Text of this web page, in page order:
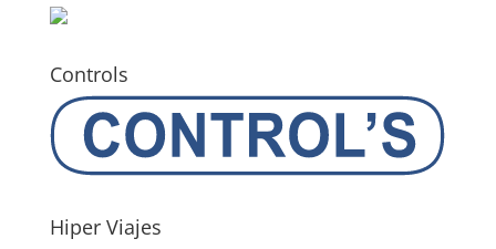
Controls
Hiper Viajes